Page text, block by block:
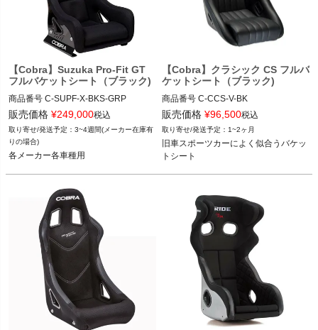
【Cobra】Suzuka Pro-Fit GT
フルバケットシート（ブラック)
商品番号 C-SUPF-X-BKS-GRP
C_SUPF-X-BKS-GRP
12FVD  "FVD 521 9XX 01SGT"
12VIVID"C SUPF-X-BKS-GRP"
販売価格 ¥249,000税込
3~4週間(メーカー在庫有
りの場合)
各メーカー各車種用
【Cobra】クラシック CS フルバ
ケットシート（ブラック)
商品番号 C-CCS-V-BK
C_CCS-V-BK
12VIVID"C CCS-V-BK"
販売価格 ¥96,500税込
1~2ヶ月
旧車スポーツカーによく似合うバケッ
トシート